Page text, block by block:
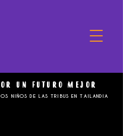
UN FUTURO MEJOR
NIÑOS DE LAS TRIBUS EN TAILANDIA